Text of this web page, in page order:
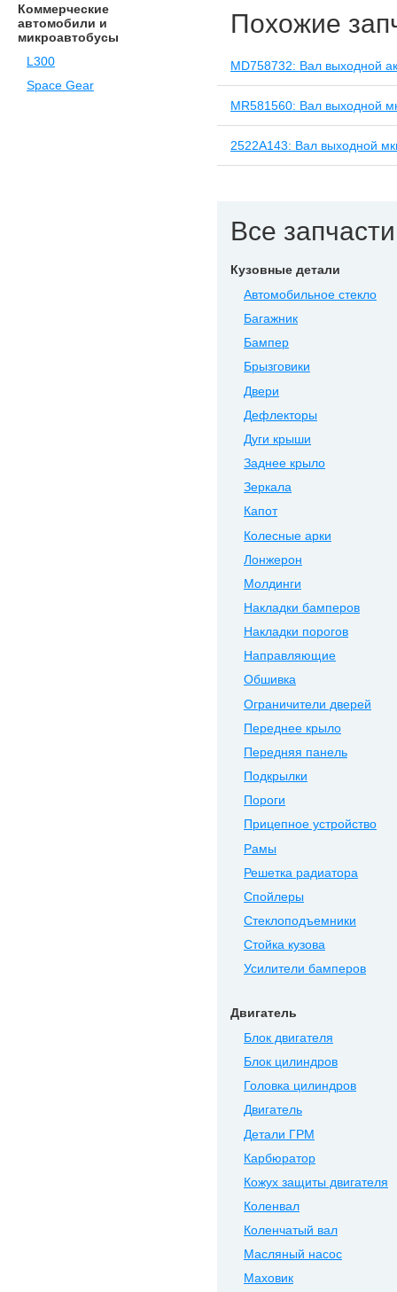
Коммерческие
автомобили и
микроавтобусы
L300
Space Gear
Похожие
MD758732: Вал выходной
MR581560: Вал выходной
2522A143: Вал выходной
Все
Кузовные детали
Автомобильное стекло
Багажник
Бампер
Брызговики
Двери
Дефлекторы
Дуги крыши
Заднее крыло
Зеркала
Капот
Колесные арки
Лонжерон
Молдинги
Накладки бамперов
Накладки порогов
Направляющие
Обшивка
Ограничители дверей
Переднее крыло
Передняя панель
Подкрылки
Пороги
Прицепное устройство
Рамы
Решетка радиатора
Спойлеры
Стеклоподъемники
Стойка кузова
Усилители бамперов
Двигатель
Блок двигателя
Блок цилиндров
Головка цилиндров
Двигатель
Детали ГРМ
Карбюратор
Кожух защиты двигателя
Коленвал
Коленчатый вал
Масляный насос
Маховик